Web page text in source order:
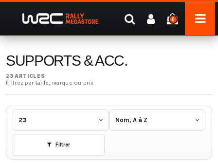
0
SUPPORTS & ACC.
23 ARTICLES
Filtrez par taille, marque ou prix
Filtrer
Nom, A à Z
23